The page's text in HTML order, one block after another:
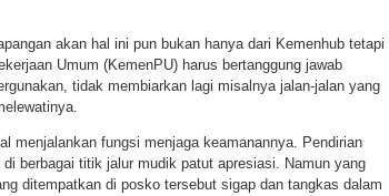
akan hal ini pun bukan hanya dari Kemenhub tetapi
Umum (KemenPU) harus bertanggung jawab
tidak membiarkan lagi misalnya jalan-jalan yang
menjalankan fungsi menjaga keamanannya. Pendirian
berbagai titik jalur mudik patut apresiasi. Namun yang
ditempatkan di posko tersebut sigap dan tangkas dalam